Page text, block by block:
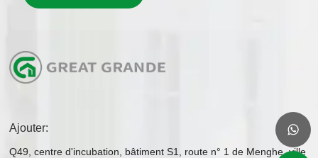
Ajouter:
Q49, centre d'incubation, bâtiment S1, route n° 1 de Menghe, ville